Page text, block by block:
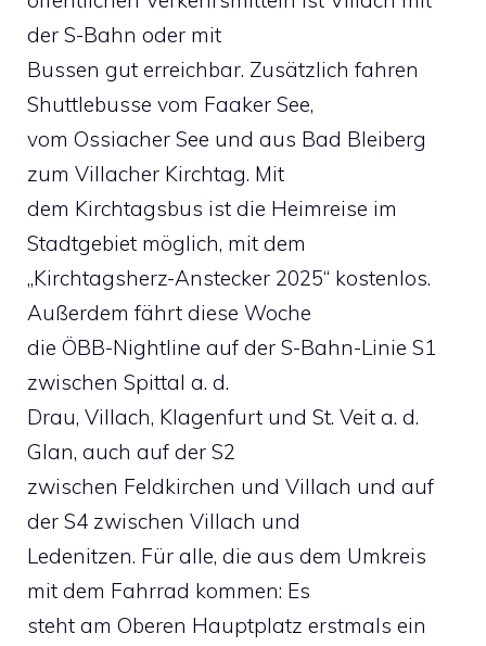
der S-Bahn oder mit
Bussen gut erreichbar. Zusätzlich fahren
Shuttlebusse vom Faaker See,
vom Ossiacher See und aus Bad Bleiberg
zum Villacher Kirchtag. Mit
dem Kirchtagsbus ist die Heimreise im
Stadtgebiet möglich, mit dem
„Kirchtagsherz-Anstecker 2025“ kostenlos.
Außerdem fährt diese Woche
die ÖBB-Nightline auf der S-Bahn-Linie S1
zwischen Spittal a. d.
Drau, Villach, Klagenfurt und St. Veit a. d.
Glan, auch auf der S2
zwischen Feldkirchen und Villach und auf
der S4 zwischen Villach und
Ledenitzen. Für alle, die aus dem Umkreis
mit dem Fahrrad kommen: Es
steht am Oberen Hauptplatz erstmals ein